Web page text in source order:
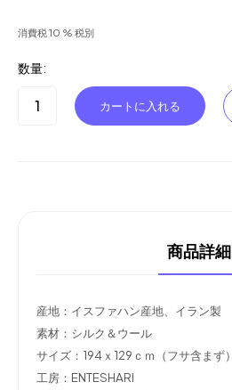
消費税 10 % 税別
数量:
商品詳細
産地：イスファハン産地、イラン製
素材：シルク＆ウール
サイズ：194ｘ129ｃｍ（フサ含まず）
工房：ENTESHARI